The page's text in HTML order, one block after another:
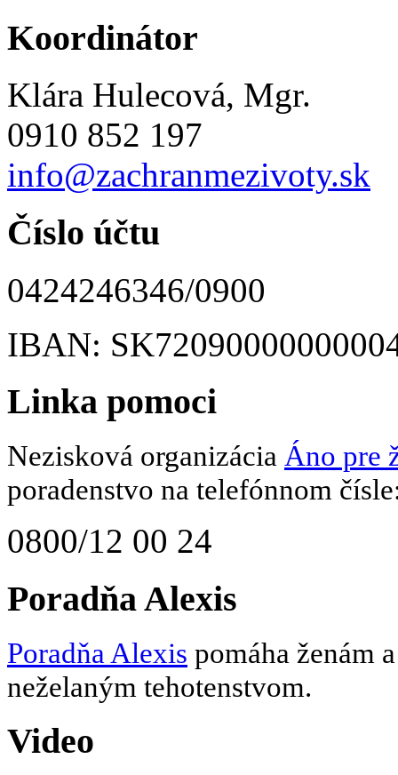
Koordinátor
Klára Hulecová, Mgr.
0910 852 197
info@zachranmezivoty.sk
Číslo účtu
0424246346/0900
IBAN:
Linka pomoci
Nezisková organizácia Áno pre
poradenstvo na telefónnom
0800/12 00 24
Poradňa Alexis
Poradňa Alexis pomáha ženám
neželaným tehotenstvom.
Video